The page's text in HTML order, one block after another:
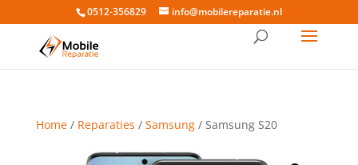
0512-356829 info@mobilereparatie.nl
Home/ Reparaties / Samsung/ Samsung S20